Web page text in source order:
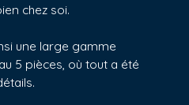
chez soi.
une large gamme
5 pièces, où tout a été